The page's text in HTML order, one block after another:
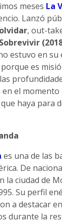
meses La
Lanzó
, out-
estuvo en su
es
el momento
haya para
es una de las
De
la ciudad de
Su perfil
a destacar
durante la